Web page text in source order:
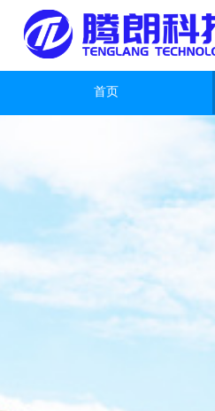
首页